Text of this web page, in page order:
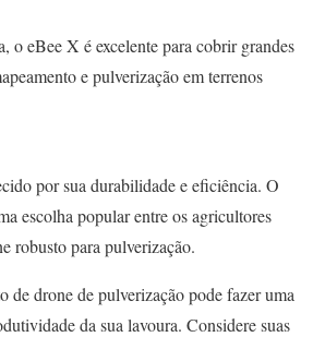
o eBee X é excelente para cobrir grandes
e pulverização em terrenos
por sua durabilidade e eficiência. O
escolha popular entre os agricultores
robusto para pulverização.
de drone de pulverização pode fazer uma
da sua lavoura. Considere suas